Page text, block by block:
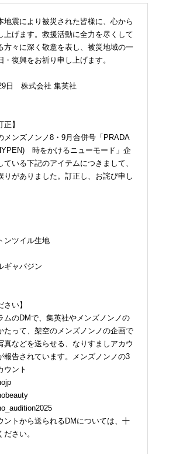
地震により被災された皆様に、心から
上げます。救援活動に全力を尽くして
方々に深く敬意を表し、被災地域の一
・復興をお祈り申し上げます。
日 株式会社 集英社
正】
メンズノンノ8・9月合併号「PRADA
時をかけるニューモード」企
ている下記のアイテムにつきまして、
りがありました。訂正し、お詫び申し
ンツイル生地
ギャバジン
さい】
ムのDMで、集英社やメンズノンノの
たって、架空のメンズノンノの企画で
真などを送らせる、なりすましアカウ
報告されています。メンズノンノの3
ウント
ントから送られるDMについては、十
さい。